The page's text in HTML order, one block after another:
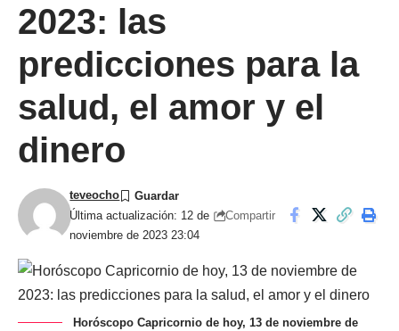
2023: las
predicciones para la
salud, el amor y el
dinero
Última actualización: 12 de
noviembre de 2023 23:04
teveocho
Compartir
Horóscopo Capricornio de hoy, 13 de noviembre de